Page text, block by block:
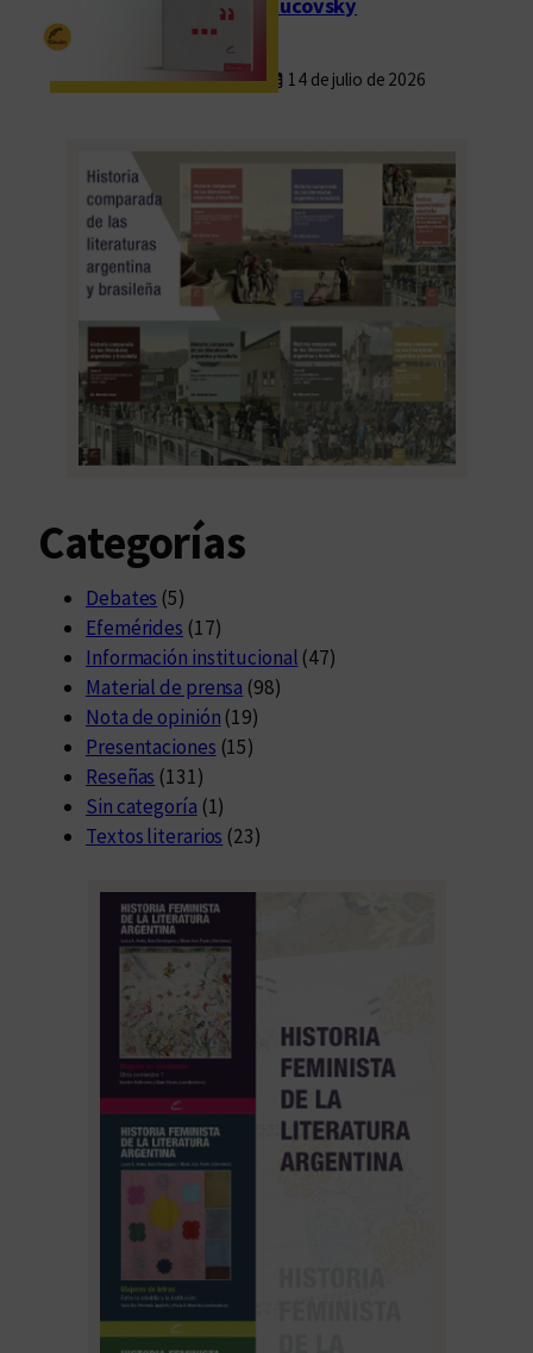
Rucovsky
14 de julio de 2026
Categorías
Debates (5)
Efemérides (17)
Información institucional (47)
Material de prensa (98)
Nota de opinión (19)
Presentaciones (15)
Reseñas (131)
Sin categoría (1)
Textos literarios (23)